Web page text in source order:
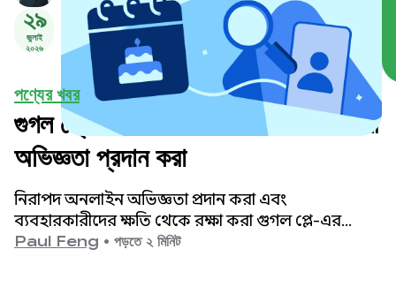
২৯
জুলাই
২০২৬
পণ্যের খবর
গুগল প্লে-তে আরও নিরাপদ ও বয়সোপযোগী
অভিজ্ঞতা প্রদান করা
নিরাপদ অনলাইন অভিজ্ঞতা প্রদান করা এবং
ব্যবহারকারীদের ক্ষতি থেকে রক্ষা করা গুগল প্লে-এর
সর্বোচ্চ অগ্রাধিকার।
Paul Feng • পড়তে ২ মিনিট